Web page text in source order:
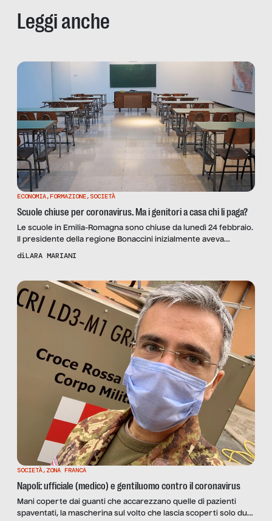
Leggi anche
ECONOMIA,FORMAZIONE, SOCIETÀ
Scuole chiuse per coronavirus. Ma i genitori a casa chi li paga?
Le scuole in Emilia-Romagna sono chiuse da lunedì 24 febbraio.
Il presidente della regione Bonaccini inizialmente aveva
disposto la chiusura fino al primo di marzo, ma è di ieri la
perché so per esperienza che i bambini sono un veicolo […]
diLARA MARIANI
SOCIETÀ, ZONA FRANCA
Napoli: ufficiale (medico) e gentiluomo contro il coronavirus
Mani coperte dai guanti che accarezzano quelle di pazienti
spaventati, la mascherina sul volto che lascia scoperti solo due